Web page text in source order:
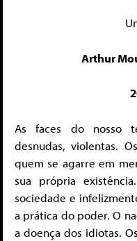
Arthur
As faces do nosso
desnudas, violentas.
quem se agarre em
sua própria
sociedade e
a prática do poder. O
a doença dos idiotas.